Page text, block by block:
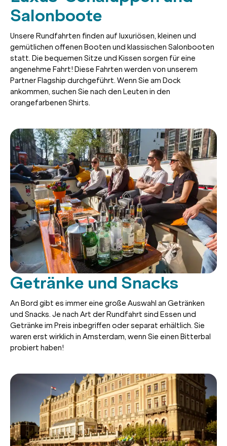
Salonboote
Unsere Rundfahrten finden auf luxuriösen, kleinen und
gemütlichen offenen Booten und klassischen Salonbooten
statt. Die bequemen Sitze und Kissen sorgen für eine
angenehme Fahrt! Diese Fahrten werden von unserem
Partner Flagship durchgeführt. Wenn Sie am Dock
ankommen, suchen Sie nach den Leuten in den
orangefarbenen Shirts.
Getränke und Snacks
An Bord gibt es immer eine große Auswahl an Getränken
und Snacks. Je nach Art der Rundfahrt sind Essen und
Getränke im Preis inbegriffen oder separat erhältlich. Sie
waren erst wirklich in Amsterdam, wenn Sie einen Bitterbal
probiert haben!